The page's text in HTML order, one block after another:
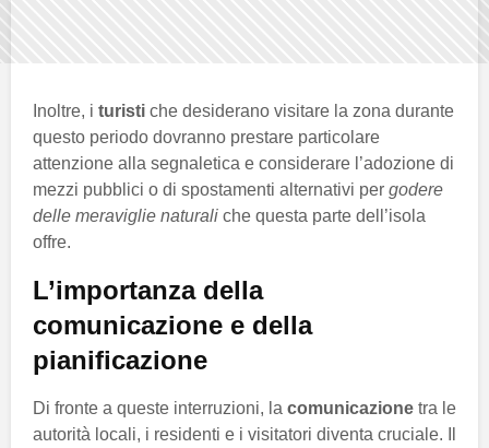
Inoltre, i turisti che desiderano visitare la zona durante
questo periodo dovranno prestare particolare
attenzione alla segnaletica e considerare l’adozione di
mezzi pubblici o di spostamenti alternativi per godere
delle meraviglie naturali che questa parte dell’isola
offre.
L’importanza della
comunicazione e della
pianificazione
Di fronte a queste interruzioni, la comunicazione tra le
autorità locali, i residenti e i visitatori diventa cruciale. Il